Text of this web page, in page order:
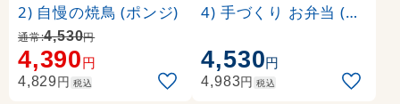
2) 自慢の焼鳥 (ポンジ)
通常:4,530円
4,390円
4,829円 税込
4) 手づくり お弁当 (ポ
4,530円
4,983円 税込